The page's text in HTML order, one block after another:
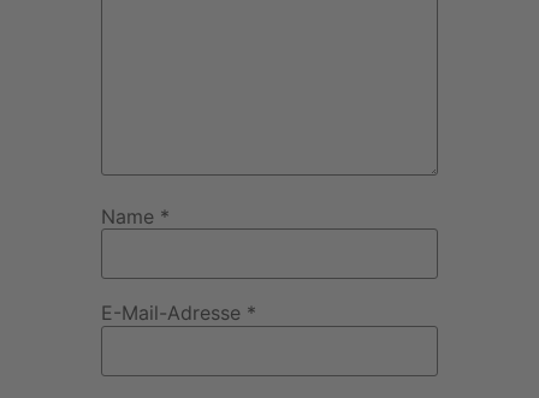
Name *
E-Mail-Adresse *